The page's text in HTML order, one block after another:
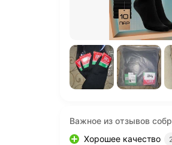
Важное из отзывов
Хорошее качество